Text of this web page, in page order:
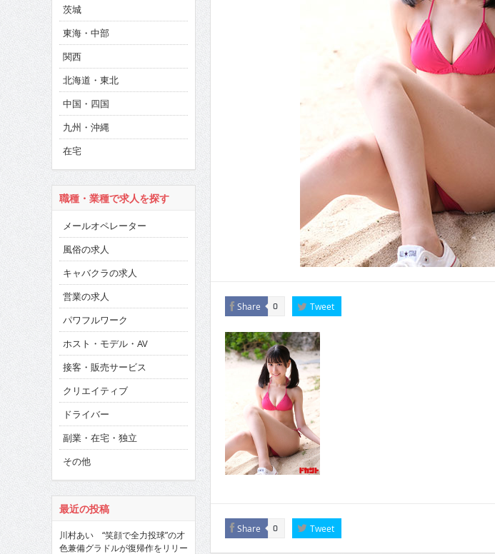
Share 0 Tweet
Share 0 Tweet
茨城
東海・中部
関西
北海道・東北
中国・四国
九州・沖縄
在宅
職種・業種で求人を探す
メールオペレーター
風俗の求人
キャバクラの求人
営業の求人
パワフルワーク
ホスト・モデル・AV
接客・販売サービス
クリエイティブ
ドライバー
副業・在宅・独立
その他
最近の投稿
川村あい “笑顔で全力投球”の才
色兼備グラドルが復帰作をリリー